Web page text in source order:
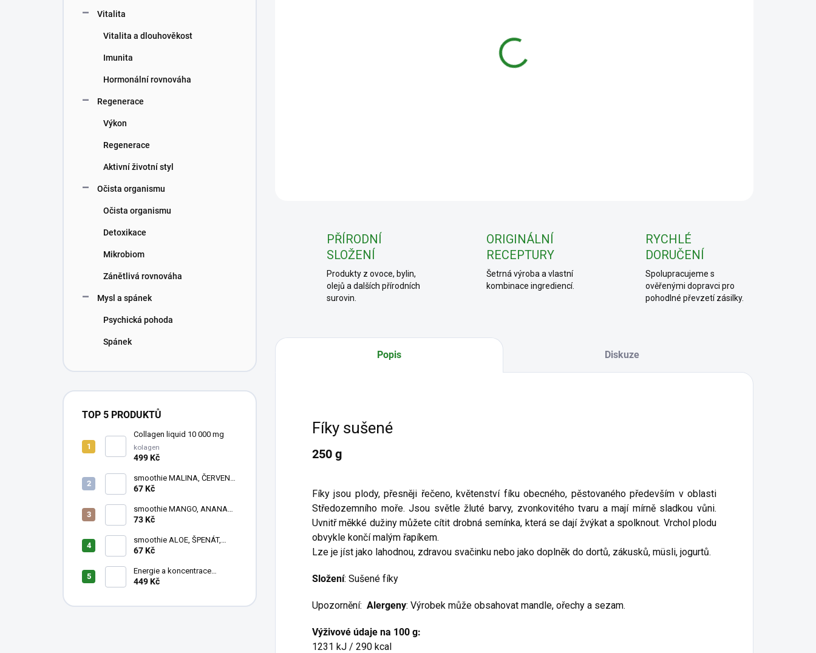
Vitalita
Vitalita a dlouhověkost
Imunita
Hormonální rovnováha
Regenerace
Výkon
Regenerace
Aktivní životní styl
Očista organismu
Očista organismu
Detoxikace
Mikrobiom
Zánětlivá rovnováha
Mysl a spánek
Psychická pohoda
Spánek
TOP 5 PRODUKTŮ
Collagen liquid 10 000 mg
kolagen
499 Kč
smoothie MALINA, ČERVENÁ
ŘEPA, ČERNÝ RYBÍZ
67 Kč
smoothie MANGO, ANANAS,
RAKYTNÍK
73 Kč
smoothie ALOE, ŠPENÁT,
KOKOS
67 Kč
Energie a koncentrace
1000ml
449 Kč
PŘÍRODNÍ
SLOŽENÍ
Produkty z ovoce, bylin,
olejů a dalších přírodních
surovin.
ORIGINÁLNÍ
RECEPTURY
Šetrná výroba a vlastní
kombinace ingrediencí.
RYCHLÉ
DORUČENÍ
Spolupracujeme s
ověřenými dopravci pro
pohodlné převzetí zásilky.
Popis Diskuze
Fíky sušené
250 g
Fíky jsou plody, přesněji řečeno, květenství fíku obecného, pěstovaného především v oblasti
Středozemního moře. Jsou světle žluté barvy, zvonkovitého tvaru a mají mírně sladkou vůni.
Uvnitř měkké dužiny můžete cítit drobná semínka, která se dají žvýkat a spolknout. Vrchol plodu
obvykle končí malým řapíkem.
Lze je jíst jako lahodnou, zdravou svačinku nebo jako doplněk do dortů, zákusků, müsli, jogurtů.
Složení: Sušené fíky
Upozornění: Alergeny: Výrobek může obsahovat mandle, ořechy a sezam.
Výživové údaje na 100 g:
1231 kJ / 290 kcal